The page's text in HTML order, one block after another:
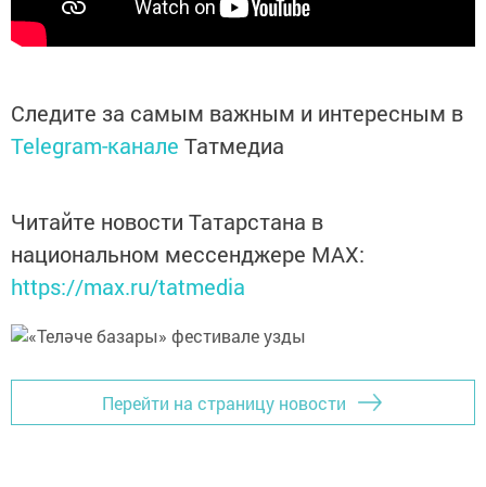
Следите за самым важным и интересным в
Telegram-канале Татмедиа
Читайте новости Татарстана в
национальном мессенджере MАХ:
https://max.ru/tatmedia
Перейти на страницу новости